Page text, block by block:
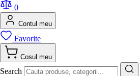
0
Contul meu
Favorite
Cosul meu
Search